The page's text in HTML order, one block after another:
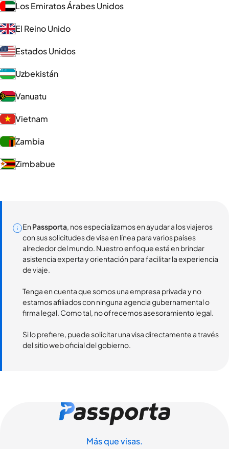
Los Emiratos Árabes Unidos
El Reino Unido
Estados Unidos
Uzbekistán
Vanuatu
Vietnam
Zambia
Zimbabue
En Passporta, nos especializamos en ayudar a los viajeros
con sus solicitudes de visa en línea para varios países
alrededor del mundo. Nuestro enfoque está en brindar
asistencia experta y orientación para facilitar la experiencia
de viaje.
Tenga en cuenta que somos una empresa privada y no
estamos afiliados con ninguna agencia gubernamental o
firma legal. Como tal, no ofrecemos asesoramiento legal.
Si lo prefiere, puede solicitar una visa directamente a través
del sitio web oficial del gobierno.
Más que visas.